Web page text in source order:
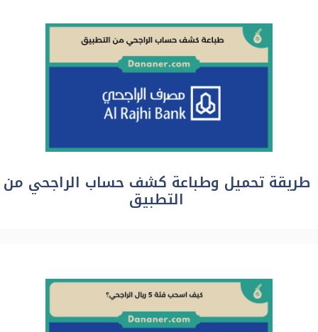
طريقة تحميل وطباعة كشف حساب الراجحي من
التطبيق